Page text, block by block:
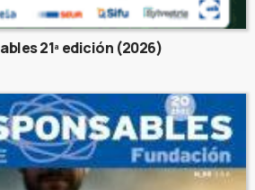
21ª edición (2026)